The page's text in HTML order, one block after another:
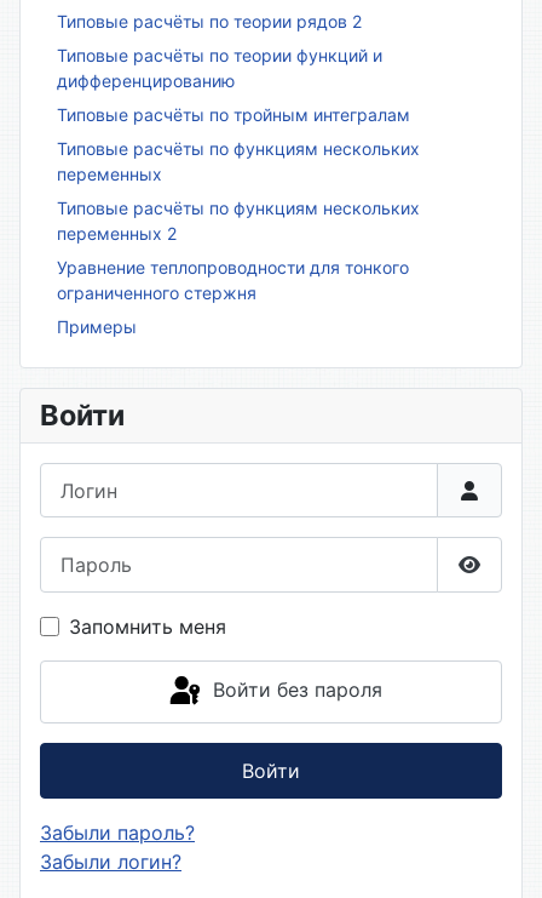
Типовые расчёты по теории рядов 2
Типовые расчёты по теории функций и
дифференцированию
Типовые расчёты по тройным интегралам
Типовые расчёты по функциям нескольких
переменных
Типовые расчёты по функциям нескольких
переменных 2
Уравнение теплопроводности для тонкого
ограниченного стержня
Примеры
Войти
Запомнить меня
Войти без пароля
Войти
Забыли пароль?
Забыли логин?